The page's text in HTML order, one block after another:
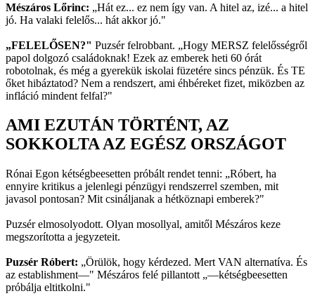
Mészáros Lőrinc: „Hát ez... ez nem így van. A hitel az, izé... a hitel
jó. Ha valaki felelős... hát akkor jó."
„FELELŐSEN?" Puzsér felrobbant. „Hogy MERSZ felelősségről
papol dolgozó családoknak! Ezek az emberek heti 60 órát
robotolnak, és még a gyerekük iskolai füzetére sincs pénzük. És TE
őket hibáztatod? Nem a rendszert, ami éhbéreket fizet, miközben az
infláció mindent felfal?"
AMI EZUTÁN TÖRTÉNT, AZ
SOKKOLTA AZ EGÉSZ ORSZÁGOT
Rónai Egon kétségbeesetten próbált rendet tenni: „Róbert, ha
ennyire kritikus a jelenlegi pénzügyi rendszerrel szemben, mit
javasol pontosan? Mit csináljanak a hétköznapi emberek?"
Puzsér elmosolyodott. Olyan mosollyal, amitől Mészáros keze
megszorította a jegyzeteit.
Puzsér Róbert: „Örülök, hogy kérdezed. Mert VAN alternatíva. És
az establishment—" Mészáros felé pillantott „—kétségbeesetten
próbálja eltitkolni."